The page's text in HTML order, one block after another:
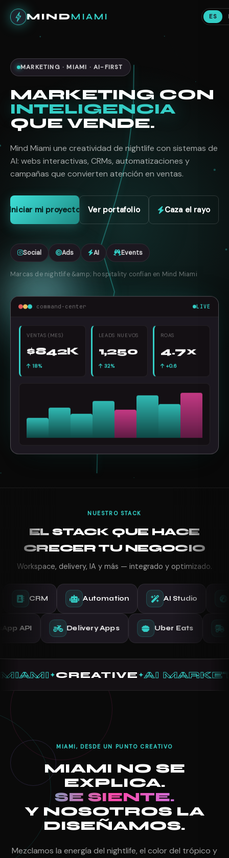
MINDMIAMI ES
MARKETING · MIAMI · AI-FIRST
MARKETING CON
INTELIGENCIA
QUE VENDE.
Mind Miami une creatividad de nightlife con sistemas de
AI: webs interactivas, CRMs, automatizaciones y
campañas que convierten atención en ventas.
Iniciar mi proyecto Ver portafolio Caza el rayo
Social Ads AI Events
Marcas de nightlife &amp; hospitality confían en Mind Miami
command-center LIVE
VENTAS (MES)
$842K
18%
LEADS NUEVOS
1,250
32%
ROAS
4.7x
+0.6
NUESTRO STACK
EL STACK QUE HACE
CRECER TU NEGOCIO
Workspace, delivery, IA y más — integrado y optimizado.
CRM Automation AI Studio
API Delivery Apps Uber Eats
MIAMI✦CREATIVE✦AI
MIAMI, DESDE UN PUNTO CREATIVO
MIAMI NO SE
EXPLICA.
SE SIENTE.
Y NOSOTROS LA
DISEÑAMOS.
Mezclamos la energía del nightlife, el color del trópico y